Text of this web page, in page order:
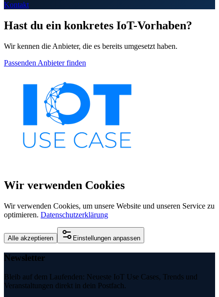
Kontakt
Hast du ein konkretes IoT-Vorhaben?
Wir kennen die Anbieter, die es bereits umgesetzt haben.
Passenden Anbieter finden
Wir verwenden Cookies
Wir verwenden Cookies, um unsere Website und unseren Service zu
optimieren. Datenschutzerklärung
Alle akzeptieren Einstellungen anpassen
Newsletter
Bleib auf dem Laufenden: Neueste IoT Use Cases, Trends und
Veranstaltungen direkt in dein Postfach.